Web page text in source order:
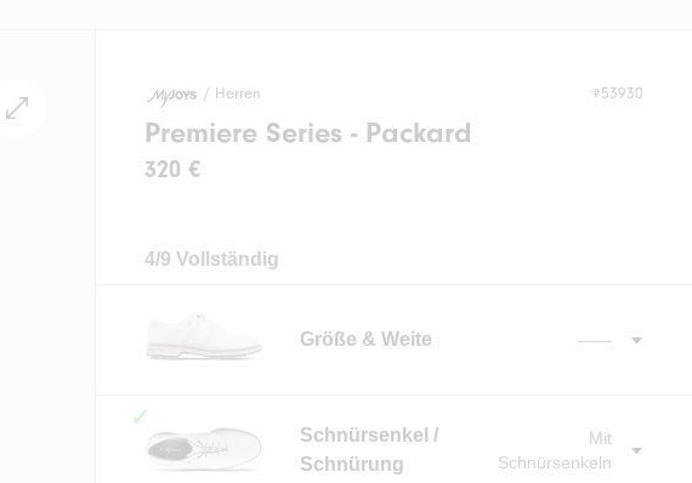
/ Herren #53930
Premiere Series - Packard
320 €
4/9 Vollständig
Größe & Weite ——
✓
Schnürsenkel /
Schnürung
Mit
Schnürsenkeln